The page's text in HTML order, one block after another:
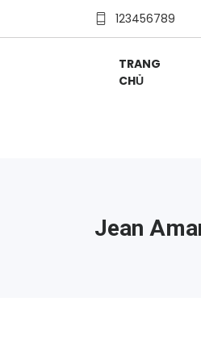
123456789
TRANG
CHỦ
Jean